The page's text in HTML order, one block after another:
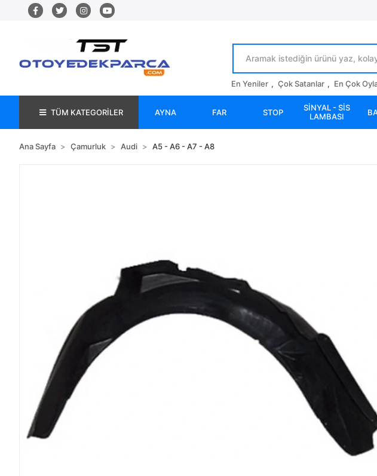
En Yeniler , Çok Satanlar , En Çok
TÜM KATEGORİLER AYNA FAR STOP
SİNYAL - SİS
LAMBASI
Ana Sayfa Çamurluk Audi A5 - A6 - A7 - A8